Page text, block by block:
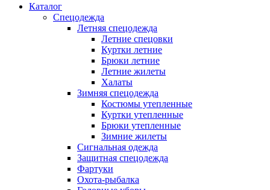
Каталог
Спецодежда
Летняя спецодежда
Летние спецовки
Куртки летние
Брюки летние
Летние жилеты
Халаты
Зимняя спецодежда
Костюмы утепленные
Куртки утепленные
Брюки утепленные
Зимние жилеты
Сигнальная одежда
Защитная спецодежда
Фартуки
Охота-рыбалка